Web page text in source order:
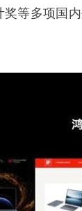
奖等多项国